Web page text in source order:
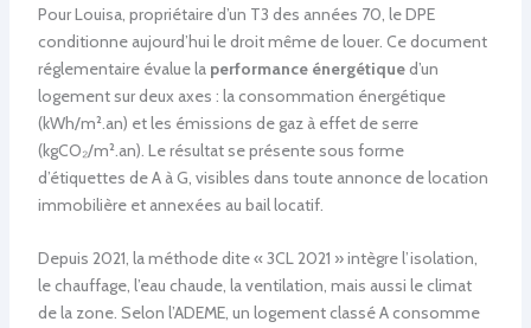
Pour Louisa, propriétaire d’un T3 des années 70, le DPE
conditionne aujourd’hui le droit même de louer. Ce document
réglementaire évalue la performance énergétiqued’un
logement sur deux axes : la consommation énergétique
(kWh/m².an) et les émissions de gaz à effet de serre
(kgCO₂/m².an). Le résultat se présente sous forme
d’étiquettes de A à G, visibles dans toute annonce de location
immobilière et annexées au bail locatif.
Depuis 2021, la méthode dite « 3CL 2021 » intègre l’isolation,
le chauffage, l’eau chaude, la ventilation, mais aussi le climat
de la zone. Selon l’ADEME, un logement classé A consomme